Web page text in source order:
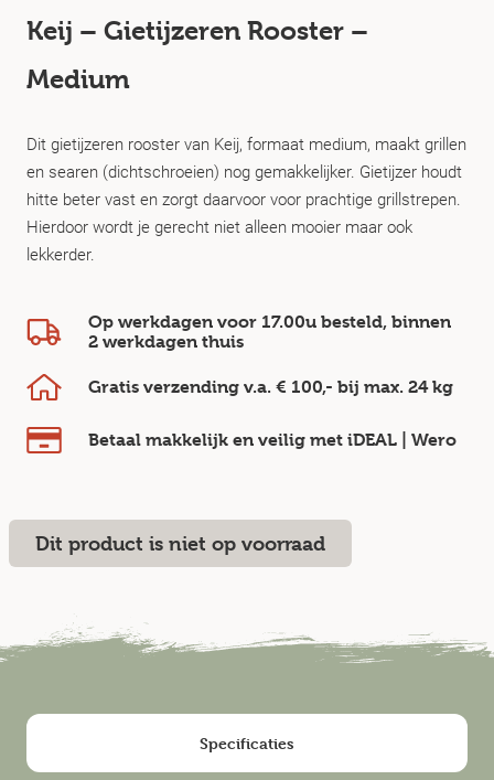
Keij – Gietijzeren Rooster –
Medium
Dit gietijzeren rooster van Keij, formaat medium, maakt grillen
en searen (dichtschroeien) nog gemakkelijker. Gietijzer houdt
hitte beter vast en zorgt daarvoor voor prachtige grillstrepen.
Hierdoor wordt je gerecht niet alleen mooier maar ook
lekkerder.
Op werkdagen voor 17.00u besteld, binnen
2 werkdagen thuis
Gratis verzending v.a. € 100,- bij max. 24 kg
Betaal makkelijk en veilig met iDEAL | Wero
Dit product is niet op voorraad
Specificaties